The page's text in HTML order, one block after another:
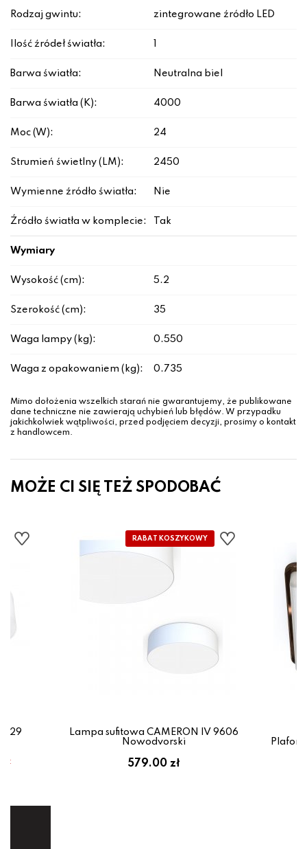
Rodzaj gwintu: zintegrowane źródło LED
Ilość źródeł światła:
Barwa światła: Neutralna biel
Barwa światła (K): 4000
Moc (W): 24
Strumień świetlny (LM): 2450
Wymienne źródło światła: Nie
Źródło światła w komplecie: Tak
Wymiary
Wysokość (cm): 5.2
Szerokość (cm): 35
Waga lampy (kg): 0.550
Waga z opakowaniem (kg): 0.735
Mimo dołożenia wszelkich starań nie gwarantujemy, że publikowane
dane techniczne nie zawierają uchybień lub błędów. W przypadku
jakichkolwiek wątpliwości, przed podjęciem decyzji, prosimy o kontakt
z handlowcem.
MOŻE CI SIĘ TEŻ SPODOBAĆ
Lampa sufitowa CAMERON IV 9606
Nowodvorski
579.00 zł
Plafon